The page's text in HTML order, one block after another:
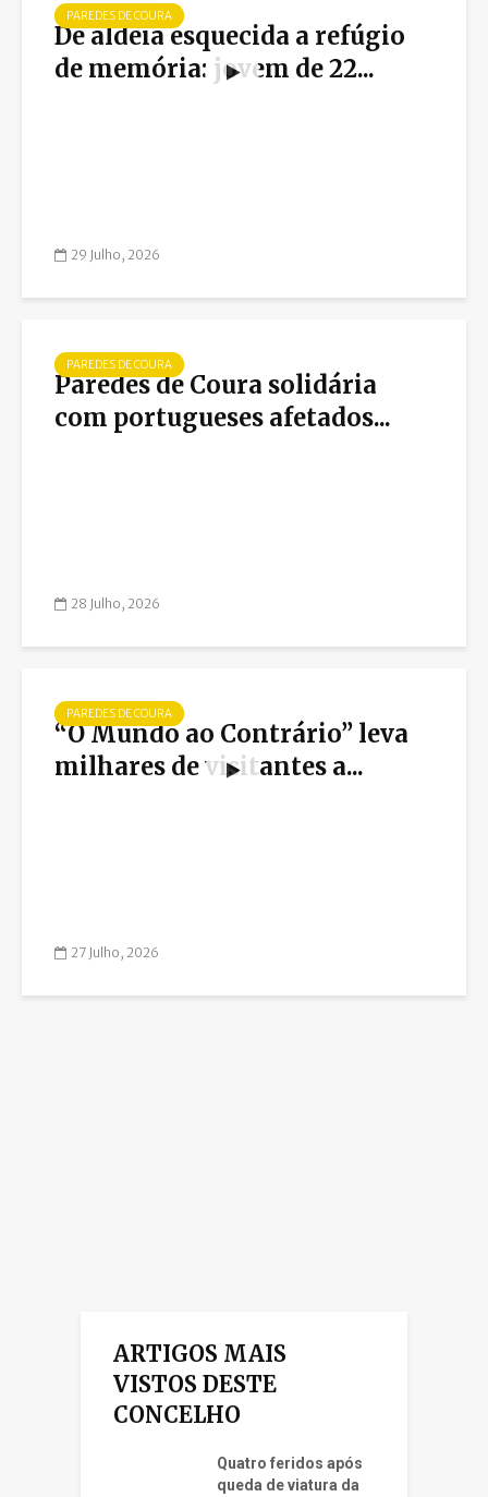
PAREDES DE COURA
De aldeia esquecida a refúgio
de memória: jovem de 22...
29 Julho, 2026
PAREDES DE COURA
Paredes de Coura solidária
com portugueses afetados...
28 Julho, 2026
PAREDES DE COURA
“O Mundo ao Contrário” leva
milhares de visitantes a...
27 Julho, 2026
ARTIGOS MAIS
VISTOS DESTE
CONCELHO
Quatro feridos após
queda de viatura da